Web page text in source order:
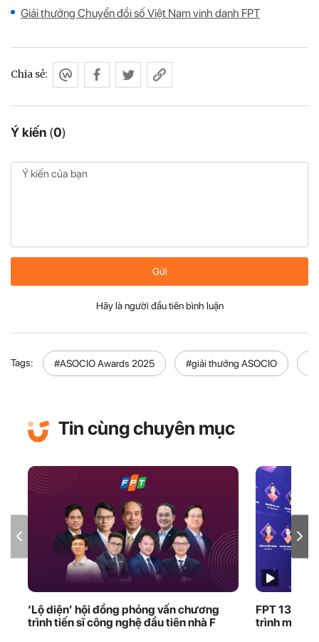
Giải thưởng Chuyển đổi số Việt Nam vinh danh FPT
Ý kiến (0)
Chia sẻ:
Gửi
Hãy là người đầu tiên bình luận
Tags: #ASOCIO Awards 2025 #giải thưởng ASOCIO
Tin cùng chuyên mục
‘Lộ diện’ hội đồng phỏng vấn chương
trình tiến sĩ công nghệ đầu tiên nhà F
FPT 13
trình mới